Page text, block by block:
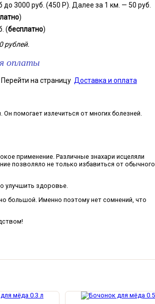
3000 руб. (450 Р). Далее за 1 км. — 50 руб.
)
(бесплатно)
рублей.
оплаты
на страницу Доставка и оплата
помогает излечиться от многих болезней.
применение. Различные знахари исцеляли
позволяло не только избавиться от обычного
улучшить здоровье.
большой. Именно поэтому нет сомнений, что